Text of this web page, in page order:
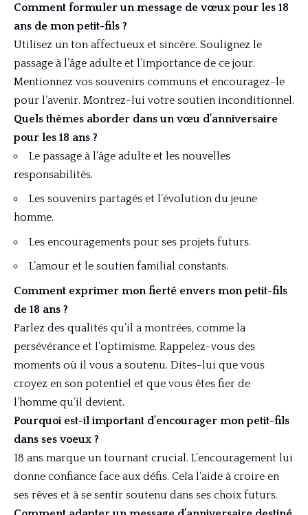
Comment formuler un message de vœux pour les 18
ans de mon petit-fils ?
Utilisez un ton affectueux et sincère. Soulignez le
passage à l’âge adulte et l’importance de ce jour.
Mentionnez vos souvenirs communs et encouragez-le
pour l’avenir. Montrez-lui votre soutien inconditionnel.
Quels thèmes aborder dans un vœu d’anniversaire
pour les 18 ans ?
Le passage à l’âge adulte et les nouvelles
responsabilités.
Les souvenirs partagés et l’évolution du jeune
homme.
Les encouragements pour ses projets futurs.
L’amour et le soutien familial constants.
Comment exprimer mon fierté envers mon petit-fils
de 18 ans ?
Parlez des qualités qu’il a montrées, comme la
persévérance et l’optimisme. Rappelez-vous des
moments où il vous a soutenu. Dites-lui que vous
croyez en son potentiel et que vous êtes fier de
l’homme qu’il devient.
Pourquoi est-il important d’encourager mon petit-fils
dans ses voeux ?
18 ans marque un tournant crucial. L’encouragement lui
donne confiance face aux défis. Cela l’aide à croire en
ses rêves et à se sentir soutenu dans ses choix futurs.